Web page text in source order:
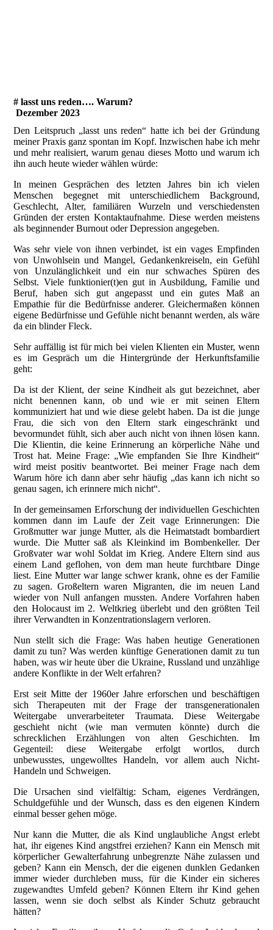
# lasst uns reden…. Warum?
Dezember 2023
Den Leitspruch „lasst uns reden“ hatte ich bei der Gründung
meiner Praxis ganz spontan im Kopf. Inzwischen habe ich mehr
und mehr realisiert, warum genau dieses Motto und warum ich
ihn auch heute wieder wählen würde:
In meinen Gesprächen des letzten Jahres bin ich vielen
Menschen begegnet mit unterschiedlichem Background,
Geschlecht, Alter, familiären Wurzeln und verschiedensten
Gründen der ersten Kontaktaufnahme. Diese werden meistens
als beginnender Burnout oder Depression angegeben.
Was sehr viele von ihnen verbindet, ist ein vages Empfinden
von Unwohlsein und Mangel, Gedankenkreiseln, ein Gefühl
von Unzulänglichkeit und ein nur schwaches Spüren des
Selbst. Viele funktionier(t)en gut in Ausbildung, Familie und
Beruf, haben sich gut angepasst und ein gutes Maß an
Empathie für die Bedürfnisse anderer. Gleichermaßen können
eigene Bedürfnisse und Gefühle nicht benannt werden, als wäre
da ein blinder Fleck.
Sehr auffällig ist für mich bei vielen Klienten ein Muster, wenn
es im Gespräch um die Hintergründe der Herkunftsfamilie
geht:
Da ist der Klient, der seine Kindheit als gut bezeichnet, aber
nicht benennen kann, ob und wie er mit seinen Eltern
kommuniziert hat und wie diese gelebt haben. Da ist die junge
Frau, die sich von den Eltern stark eingeschränkt und
bevormundet fühlt, sich aber auch nicht von ihnen lösen kann.
Die Klientin, die keine Erinnerung an körperliche Nähe und
Trost hat. Meine Frage: „Wie empfanden Sie Ihre Kindheit“
wird meist positiv beantwortet. Bei meiner Frage nach dem
Warum höre ich dann aber sehr häufig „das kann ich nicht so
genau sagen, ich erinnere mich nicht“.
In der gemeinsamen Erforschung der individuellen Geschichten
kommen dann im Laufe der Zeit vage Erinnerungen: Die
Großmutter war junge Mutter, als die Heimatstadt bombardiert
wurde. Die Mutter saß als Kleinkind im Bombenkeller. Der
Großvater war wohl Soldat im Krieg. Andere Eltern sind aus
einem Land geflohen, von dem man heute furchtbare Dinge
liest. Eine Mutter war lange schwer krank, ohne es der Familie
zu sagen. Großeltern waren Migranten, die im neuen Land
wieder von Null anfangen mussten. Andere Vorfahren haben
den Holocaust im 2. Weltkrieg überlebt und den größten Teil
ihrer Verwandten in Konzentrationslagern verloren.
Nun stellt sich die Frage: Was haben heutige Generationen
damit zu tun? Was werden künftige Generationen damit zu tun
haben, was wir heute über die Ukraine, Russland und unzählige
andere Konflikte in der Welt erfahren?
Erst seit Mitte der 1960er Jahre erforschen und beschäftigen
sich Therapeuten mit der Frage der transgenerationalen
Weitergabe unverarbeiteter Traumata. Diese Weitergabe
geschieht nicht (wie man vermuten könnte) durch die
schrecklichen Erzählungen von alten Geschichten. Im
Gegenteil: diese Weitergabe erfolgt wortlos, durch
unbewusstes, ungewolltes Handeln, vor allem auch Nicht-
Handeln und Schweigen.
Die Ursachen sind vielfältig: Scham, eigenes Verdrängen,
Schuldgefühle und der Wunsch, dass es den eigenen Kindern
einmal besser gehen möge.
Nur kann die Mutter, die als Kind unglaubliche Angst erlebt
hat, ihr eigenes Kind angstfrei erziehen? Kann ein Mensch mit
körperlicher Gewalterfahrung unbegrenzte Nähe zulassen und
geben? Kann ein Mensch, der die eigenen dunklen Gedanken
immer wieder durchleben muss, für die Kinder ein sicheres
zugewandtes Umfeld geben? Können Eltern ihr Kind gehen
lassen, wenn sie doch selbst als Kinder Schutz gebraucht
hätten?